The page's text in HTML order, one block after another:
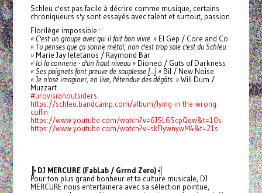
Schleu c'est pas facile à décrire comme musique, certains
chroniqueurs s'y sont essayés avec talent et surtout, passion.
Florilège impossible :
« C'est un groupe avec qui il fait bon vivre. »El Gep / Core and Co
« Tu penses que ça sonne métal, non c'est trop sale c'est du Schleu.
»Marie Jay letetanos / Raymond Bar
« Ici la connerie - d'un haut niveau »Dioneo / Guts of Darkness
« Ses poignets font preuve de souplesse [...] »Bil / New Noise
« Je n'ose imaginer, en live, l'étendue des dégâts. »Will Dum /
Muzzart
#urovisionoutsiders
https://schleu.bandcamp.com/album/lying-in-the-wrong-
coffin
https://www.youtube.com/watch?v=6JSL6ScpQqw&t=10s
https://www.youtube.com/watch?v=skFlywnywM4&t=21s
╠ DJ MERCURE (FabLab / Grrnd Zero) ╣
Pour ton plus grand bonheur et ta culture musicale, DJ
MERCURE nous entertainera avec sa sélection pointue,